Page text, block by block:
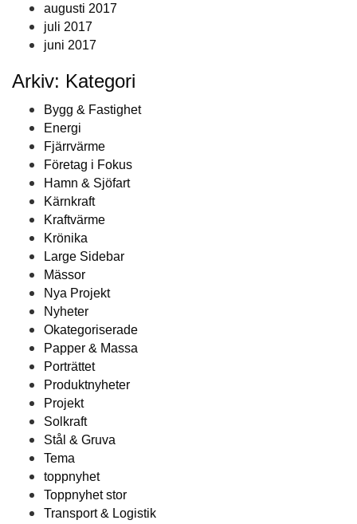
augusti 2017
juli 2017
juni 2017
Arkiv: Kategori
Bygg & Fastighet
Energi
Fjärrvärme
Företag i Fokus
Hamn & Sjöfart
Kärnkraft
Kraftvärme
Krönika
Large Sidebar
Mässor
Nya Projekt
Nyheter
Okategoriserade
Papper & Massa
Porträttet
Produktnyheter
Projekt
Solkraft
Stål & Gruva
Tema
toppnyhet
Toppnyhet stor
Transport & Logistik